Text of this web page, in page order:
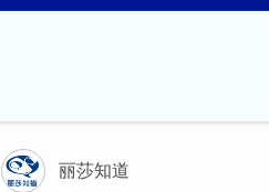
丽莎知道